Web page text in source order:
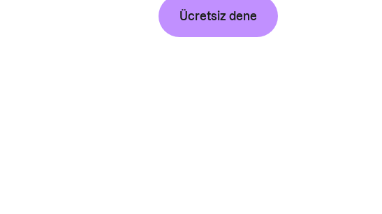
Ücretsiz dene